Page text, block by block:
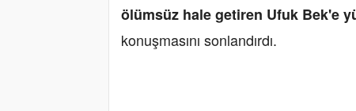
ölümsüz hale getiren Ufuk Bek'e
konuşmasını sonlandırdı.